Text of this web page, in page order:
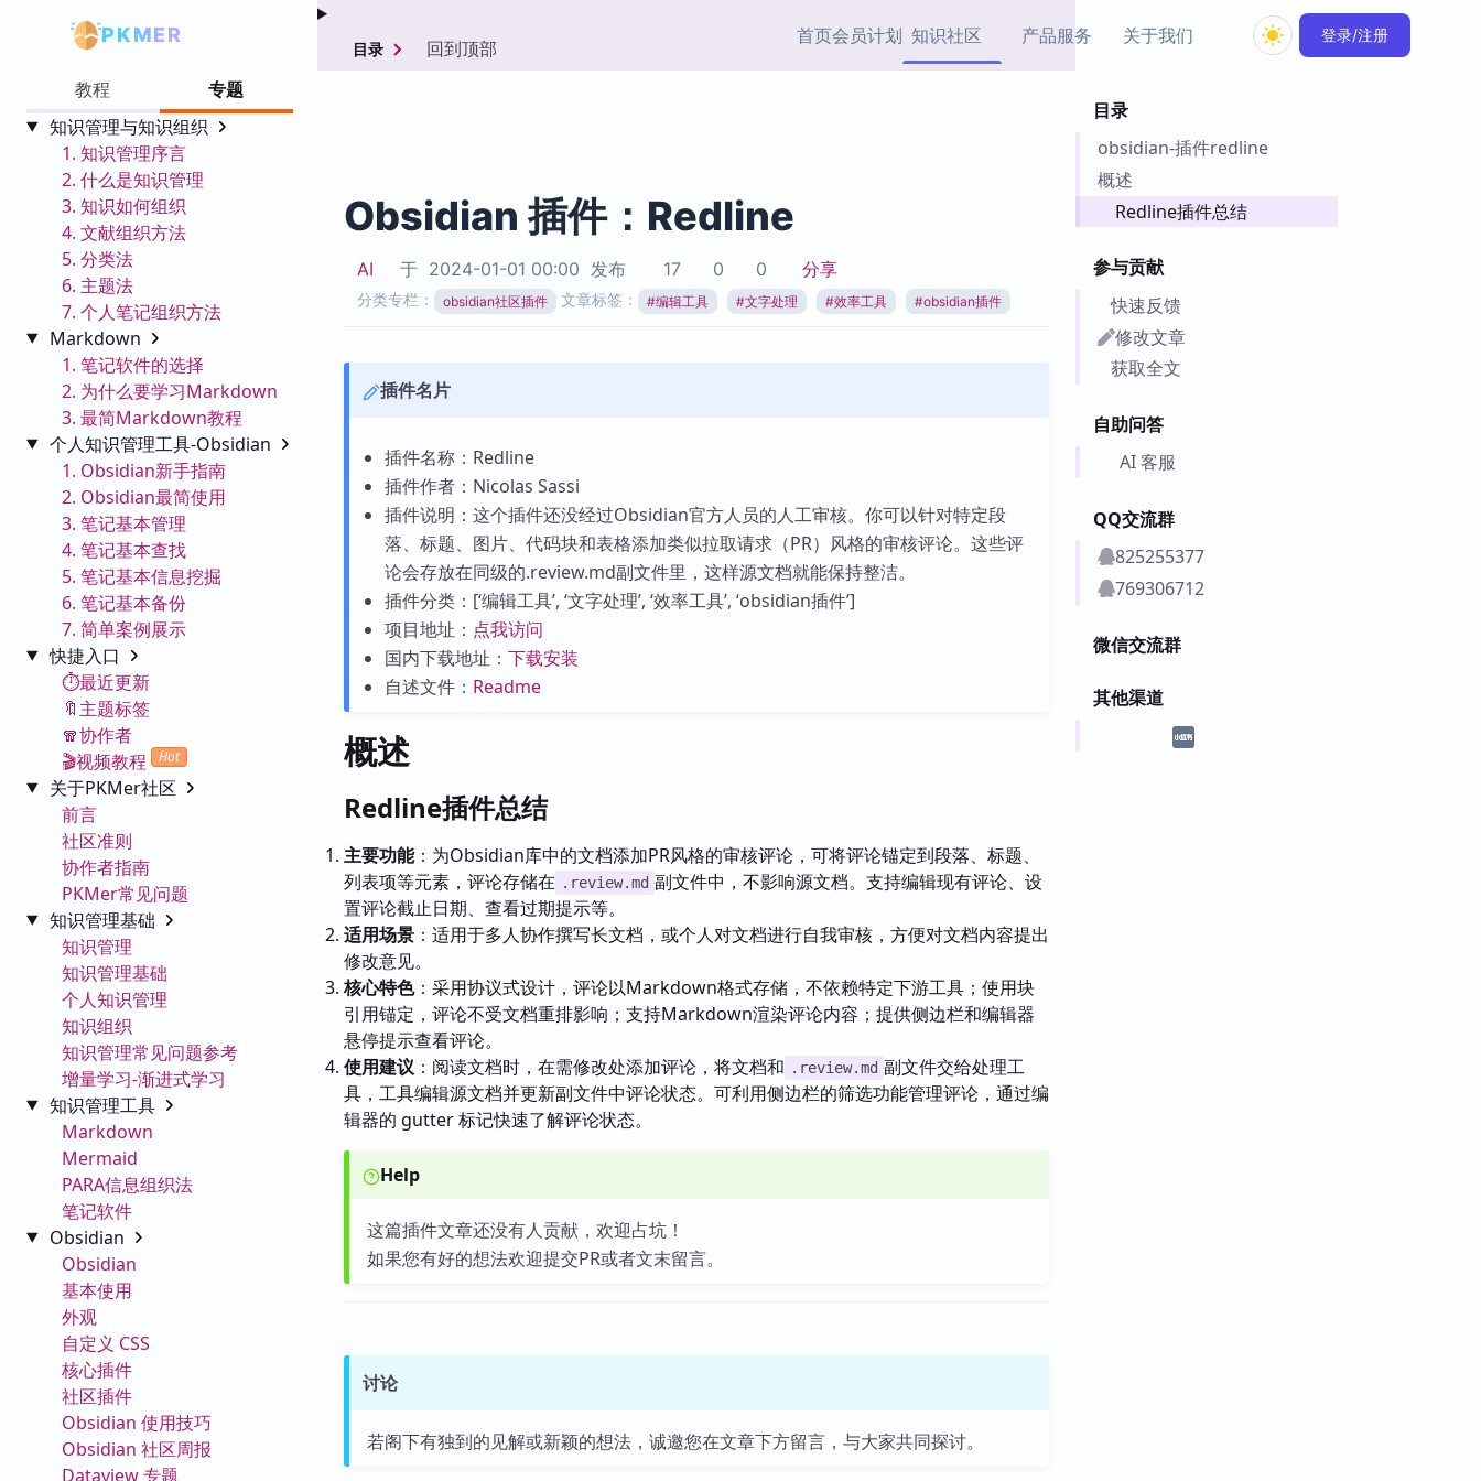
PKMER 首页会员计划 知识社区
热门链接 Top5
产品服务
载
加速访问 Obsidian 官方
市场
PKMer 出品的闪念笔记
插件
Obsidian 教程
关于我们 登录/注册
教程
专题
知识管理与知识组织
1. 知识管理序言
2. 什么是知识管理
3. 知识如何组织
4. 文献组织方法
5. 分类法
6. 主题法
7. 个人笔记组织方法
Markdown
1. 笔记软件的选择
2. 为什么要学习Markdown
3. 最简Markdown教程
个人知识管理工具-Obsidian
1. Obsidian新手指南
2. Obsidian最简使用
3. 笔记基本管理
4. 笔记基本查找
5. 笔记基本信息挖掘
6. 笔记基本备份
7. 简单案例展示
快捷入口
⏱️最近更新
🔖主题标签
🧣协作者
🎬视频教程
Hot
关于PKMer社区
前言
社区准则
协作者指南
PKMer常见问题
知识管理基础
知识管理
知识管理基础
个人知识管理
知识组织
知识管理常见问题参考
增量学习-渐进式学习
知识管理工具
Markdown
Mermaid
PARA信息组织法
笔记软件
Obsidian
Obsidian
基本使用
外观
自定义 CSS
核心插件
社区插件
Obsidian 使用技巧
Obsidian 社区周报
Dataview 专题
目录
obsidian-插件redline
概述
Redline插件总结
参与贡献
快速反馈
修改文章
获取全文
自助问答
AI 客服
QQ交流群
825255377
769306712
微信交流群
其他渠道
目录 回到顶部
Obsidian 插件：Redline
AI 于 2024-01-01 00:00 发布 17 0 0 分享
分类专栏： obsidian社区插件 文章标签： #编辑工具 #文字处理 #效率工具 #obsidian插件
插件名片
插件名称：Redline
插件作者：Nicolas Sassi
插件说明：这个插件还没经过Obsidian官方人员的人工审核。你可以针对特定段
落、标题、图片、代码块和表格添加类似拉取请求（PR）风格的审核评论。这些评
论会存放在同级的.review.md副文件里，这样源文档就能保持整洁。
插件分类：[‘编辑工具’, ‘文字处理’, ‘效率工具’, ‘obsidian插件’]
项目地址： 点我访问
国内下载地址： 下载安装
自述文件： Readme
概述
Redline插件总结
主要功能：为Obsidian库中的文档添加PR风格的审核评论，可将评论锚定到段落、标题、
列表项等元素，评论存储在 .review.md 副文件中，不影响源文档。支持编辑现有评论、设
置评论截止日期、查看过期提示等。
适用场景 ：适用于多人协作撰写长文档，或个人对文档进行自我审核，方便对文档内容提出
修改意见。
核心特色：采用协议式设计，评论以Markdown格式存储，不依赖特定下游工具；使用块
引用锚定，评论不受文档重排影响；支持Markdown渲染评论内容；提供侧边栏和编辑器
悬停提示查看评论。
使用建议 ：阅读文档时，在需修改处添加评论，将文档和 .review.md 副文件交给处理工
具，工具编辑源文档并更新副文件中评论状态。可利用侧边栏的筛选功能管理评论，通过编
辑器的 gutter 标记快速了解评论状态。
Help
这篇插件文章还没有人贡献，欢迎占坑！
如果您有好的想法欢迎提交PR或者文末留言。
讨论
若阁下有独到的见解或新颖的想法，诚邀您在文章下方留言，与大家共同探讨。